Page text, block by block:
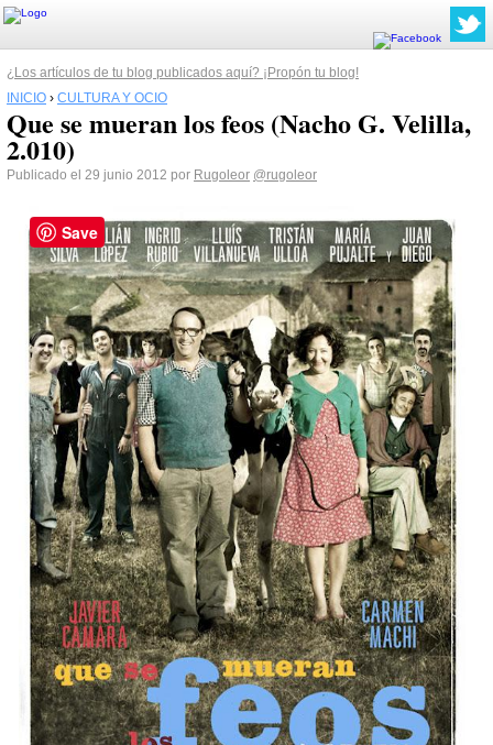
¿Los artículos de tu blog publicados aquí? ¡Propón tu blog!
INICIO › CULTURA Y OCIO
Que se mueran los feos (Nacho G. Velilla,
2.010)
Publicado el 29 junio 2012 por Rugoleor @rugoleor
Save